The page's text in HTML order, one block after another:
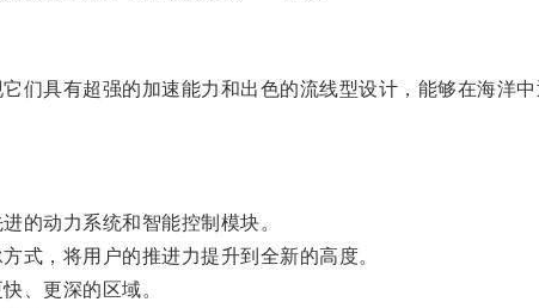
具有超强的加速能力和出色的流线型设计，能够在海洋中
动力系统和智能控制模块。
，将用户的推进力提升到全新的高度。
、更深的区域。